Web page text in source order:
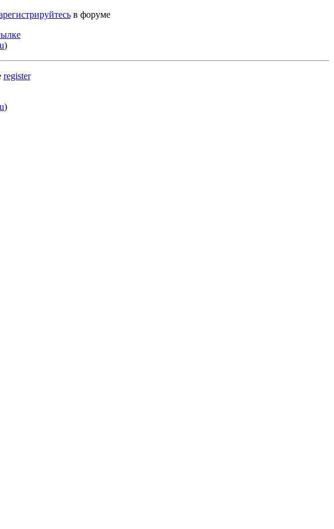
в форуме
)
register
)